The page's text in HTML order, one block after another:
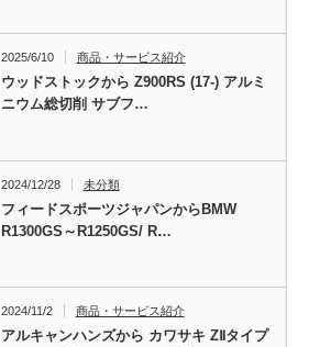
2025/6/10 商品・サービス紹介
ウッドストックから Z900RS (17-) アルミ
ニウム総切削 サブフ…
2024/12/28 未分類
フィードスポーツジャパンからBMW
R1300GS～R1250GS/ R…
2024/11/2 商品・サービス紹介
アルキャンハンズから カワサキ ZⅡタイプ